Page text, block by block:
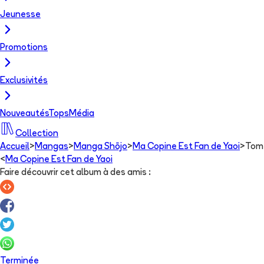
Jeunesse
Promotions
Exclusivités
NouveautésTops Média
Collection
Accueil> Mangas> Manga Shōjo> Ma Copine Est Fan de Yaoi>
< Ma Copine Est Fan de Yaoi
Faire découvrir cet album à des amis :
Terminée